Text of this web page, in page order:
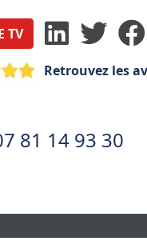
TV
Retrouvez les
81 14 93 30